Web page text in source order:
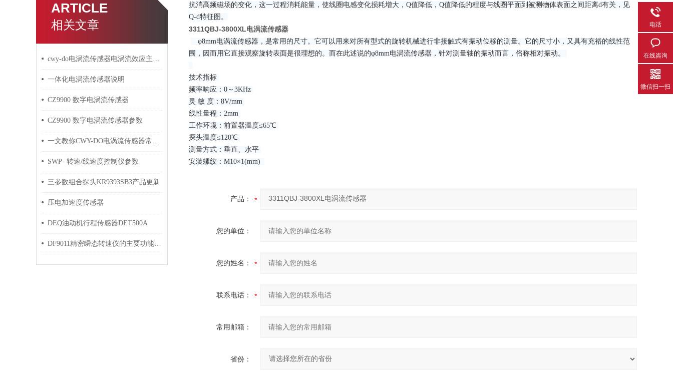
ARTICLE
相关文章
cwy-do电涡流传感器电涡流效应主要集中在被测体表面
一体化电涡流传感器说明
CZ9900 数字电涡流传感器
CZ9900 数字电涡流传感器参数
一文教你CWY-DO电涡流传感器常见故障的处理
SWP- 转速/线速度控制仪参数
三参数组合探头KR9393SB3产品更新
压电加速度传感器
DEQ油动机行程传感器DET500A
DF9011精密瞬态转速仪的主要功能及操作指南
抗消高频磁场的变化，这一过程消耗能量，使线圈电感变化损耗增大，Q值降低，Q值降低的程度与线圈平面到被测物体表面之间距离d有关，见
Q-d特征图。
3311QBJ-3800XL电涡流传感器
φ8mm电涡流传感器，是常用的尺寸。它可以用来对所有型式的旋转机械进行非接触式有振动位移的测量。它的尺寸小，又具有充裕的线性范
围，因而用它直接观察旋转表面是很理想的。而在此述说的φ8mm电涡流传感器，针对测量轴的振动而言，俗称相对振动。
技术指标
频率响应：0～3KHz
灵 敏 度：8V/mm
线性量程：2mm
工作环境：前置器温度≤65℃
探头温度≤120℃
测量方式：垂直、水平
安装螺纹：M10×1(mm)
产品：
您的单位：
您的姓名：
联系电话：
常用邮箱：
省份：
电话
在线咨询
微信扫一扫